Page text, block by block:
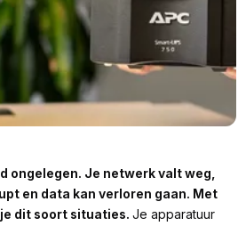
ongelegen. Je netwerk valt weg,
en data kan verloren gaan. Met
je dit soort situaties. Je apparatuur